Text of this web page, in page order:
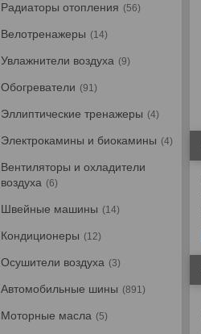
Радиаторы отопления 56
Велотренажеры 14
Увлажнители воздуха 9
Обогреватели 91
Эллиптические тренажеры 4
Электрокамины и биокамины 4
Вентиляторы и охладители
воздуха
6
Швейные машины 14
Кондиционеры 12
Осушители воздуха 3
Автомобильные шины 891
Моторные масла 5